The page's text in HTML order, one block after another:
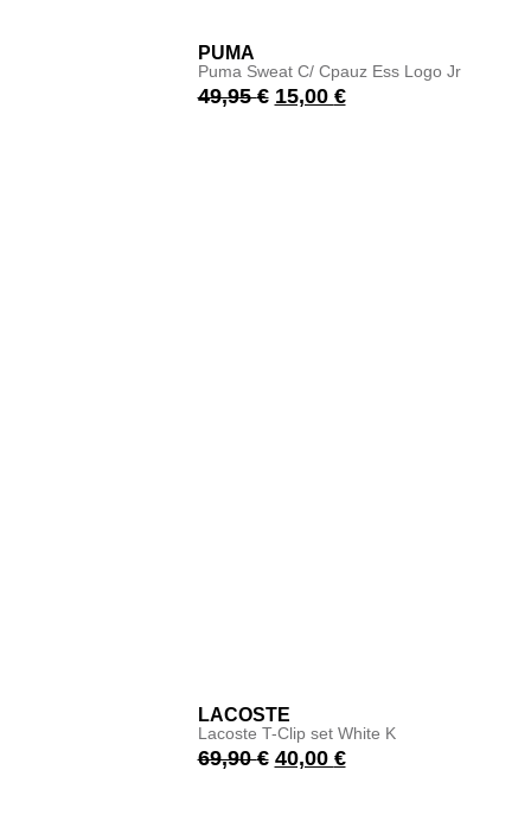
PUMA
Puma Sweat C/ Cpauz Ess Logo Jr
49,95€ 15,00 €
LACOSTE
Lacoste T-Clip set White K
69,90€ 40,00 €